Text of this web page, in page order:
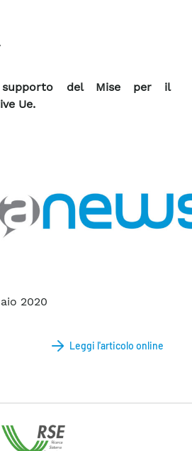
del Mise per il
Ue.
2020
Leggi l'articolo online